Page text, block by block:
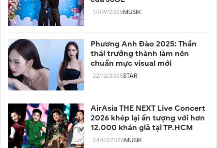
17/09/2025MUSIK
Phương Anh Đào 2025: Thần
thái trưởng thành làm nên
chuẩn mực visual mới
22/12/2025STAR
AirAsia THE NEXT Live Concert
2026 khép lại ấn tượng với hơn
12.000 khán giả tại TP.HCM
24/01/2026MUSIK